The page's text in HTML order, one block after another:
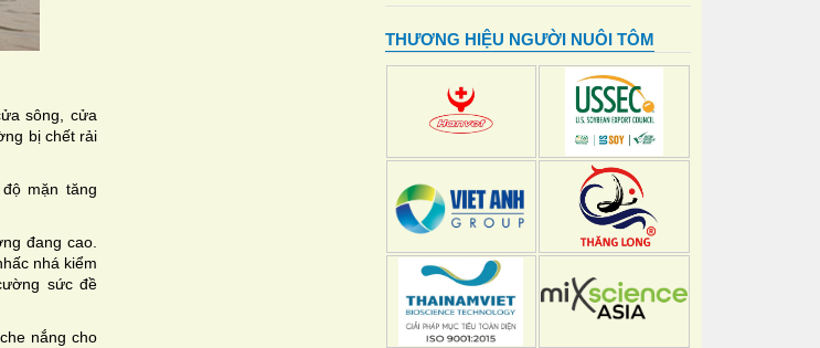
sông, cửa
bị chết rải
mặn tăng
đang cao.
nhá kiểm
sức đề
nắng cho
THƯƠNG HIỆU NGƯỜI NUÔI TÔM